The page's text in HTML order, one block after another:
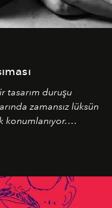
tasarım duruşu
zamansız lüksün
konumlanıyor.